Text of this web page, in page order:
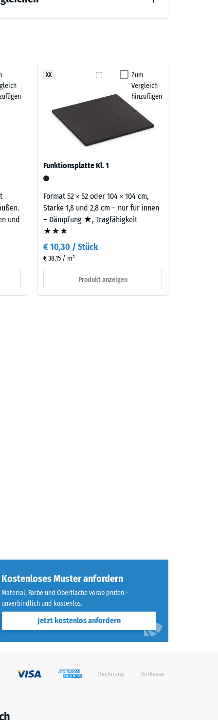
und
Zum
Vergleich
hinzufügen
XX
Funktionsplatte Kl. 1
Format 52 × 52 oder 104 × 104 cm,
Stärke 1,8 und 2,8 cm – nur für innen
– Dämpfung ★, Tragfähigkeit
★★★
€ 10,30 / Stück
€ 38,15 / m²
Produkt anzeigen
Kostenloses Muster anfordern
Material, Farbe und Oberfläche vorab prüfen –
unverbindlich und kostenlos.
Jetzt kostenlos anfordern